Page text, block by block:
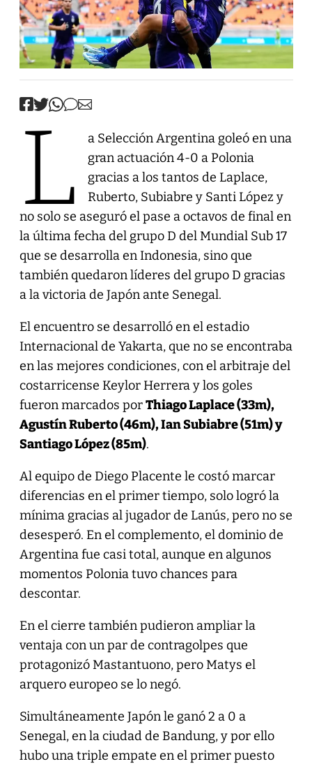
L
a Selección Argentina goleó en una
gran actuación 4-0 a Polonia
gracias a los tantos de Laplace,
Ruberto, Subiabre y Santi López y
no solo se aseguró el pase a octavos de final en
la última fecha del grupo D del Mundial Sub 17
que se desarrolla en Indonesia, sino que
también quedaron líderes del grupo D gracias
a la victoria de Japón ante Senegal.
El encuentro se desarrolló en el estadio
Internacional de Yakarta, que no se encontraba
en las mejores condiciones, con el arbitraje del
costarricense Keylor Herrera y los goles
fueron marcados porThiago Laplace (33m),
Agustín Ruberto (46m), Ian Subiabre (51m) y
Santiago López (85m).
Al equipo de Diego Placente le costó marcar
diferencias en el primer tiempo, solo logró la
mínima gracias al jugador de Lanús, pero no se
desesperó. En el complemento, el dominio de
Argentina fue casi total, aunque en algunos
momentos Polonia tuvo chances para
descontar.
En el cierre también pudieron ampliar la
ventaja con un par de contragolpes que
protagonizó Mastantuono, pero Matys el
arquero europeo se lo negó.
Simultáneamente Japón le ganó 2 a 0 a
Senegal, en la ciudad de Bandung, y por ello
hubo una triple empate en el primer puesto